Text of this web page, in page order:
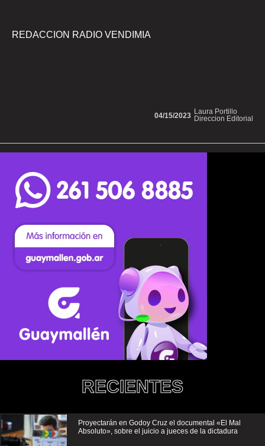
REDACCION RADIO VENDIMIA
Laura Portillo
Direccion Editorial
04/15/2023
RECIENTES
Proyectarán en Godoy Cruz el documental «El Mal
Absoluto», sobre el juicio a jueces de la dictadura